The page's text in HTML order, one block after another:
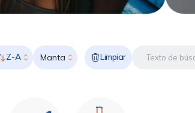
Z-A Manta Limpiar